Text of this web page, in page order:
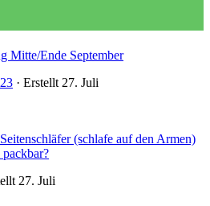
Mitte/Ende September
· Erstellt 27. Juli
(schlafe auf den Armen)
27. Juli